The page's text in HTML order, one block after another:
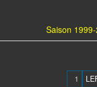
Saison
1